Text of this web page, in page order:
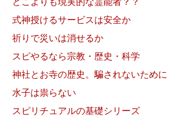
式神授けるサービスは安全か
祈りで災いは消せるか
スピやるなら宗教・歴史・科学
神社とお寺の歴史。騙されないために
水子は祟らない
スピリチュアルの基礎シリーズ